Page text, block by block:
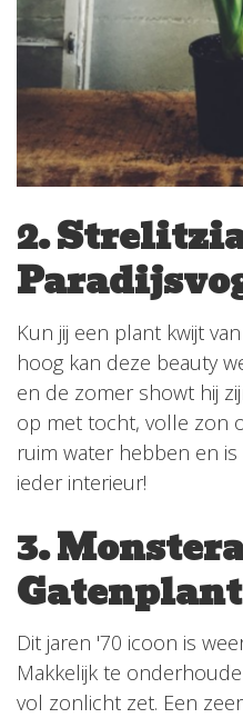
2.
Kun jij een plant kwijt
hoog kan deze beauty
en de zomer showt hij
op met tocht, volle zon
ruim water hebben en
ieder interieur!
3.
Gatenplant
Dit jaren '70 icoon is
Makkelijk te
vol zonlicht zet. Een